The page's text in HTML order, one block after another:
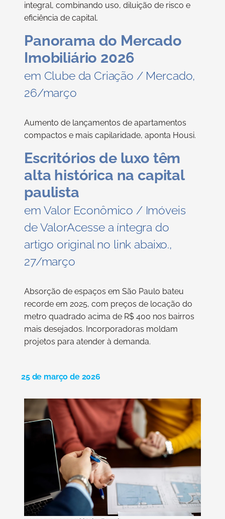
integral, combinando uso, diluição de risco e
eficiência de capital.
Panorama do Mercado
Imobiliário 2026
em Clube da Criação / Mercado,
26/março
Aumento de lançamentos de apartamentos
compactos e mais capilaridade, aponta Housi.
Escritórios de luxo têm
alta histórica na capital
paulista
em Valor Econômico / Imóveis
de ValorAcesse a íntegra do
artigo original no link abaixo.,
27/março
Absorção de espaços em São Paulo bateu
recorde em 2025, com preços de locação do
metro quadrado acima de R$ 400 nos bairros
mais desejados. Incorporadoras moldam
projetos para atender à demanda.
25 de março de 2026